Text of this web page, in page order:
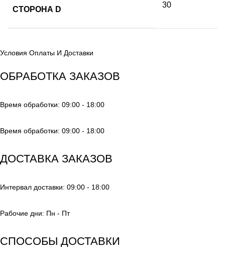
СТОРОНА D
30
Условия Оплаты И Доставки
ОБРАБОТКА ЗАКАЗОВ
Время обработки: 09:00 - 18:00
Время обработки: 09:00 - 18:00
ДОСТАВКА ЗАКАЗОВ
Интервал доставки: 09:00 - 18:00
Рабочие дни: Пн - Пт
СПОСОБЫ ДОСТАВКИ